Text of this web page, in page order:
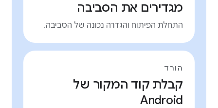
מגדירים את הסביבה
התחלת הפיתוח והגדרה נכונה של הסביבה.
הורד
קבלת קוד המקור של
Android